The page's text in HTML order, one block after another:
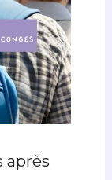
après